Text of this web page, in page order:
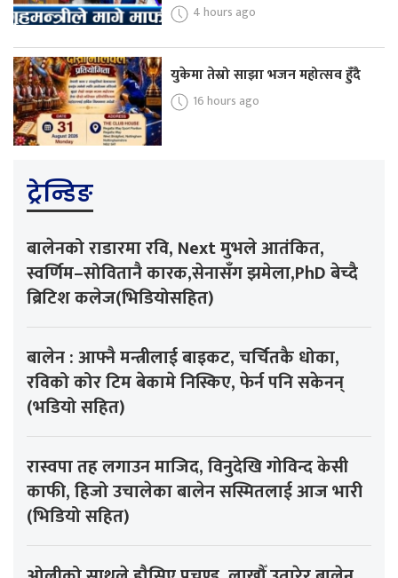
4 hours ago
युकेमा तेस्रो साझा भजन महोत्सव हुँदै
16 hours ago
ट्रेन्डिङ
बालेनको राडारमा रवि, Next मुभले आतंकित,
स्वर्णिम–सोवितानै कारक,सेनासँग झमेला,PhD बेच्दै
ब्रिटिश कलेज(भिडियोसहित)
बालेन : आफ्नै मन्त्रीलाई बाइकट, चर्चितकै धोका,
रविको कोर टिम बेकामे निस्किए, फेर्न पनि सकेनन्
(भडियो सहित)
रास्वपा तह लगाउन माजिद, विनुदेखि गोविन्द केसी
काफी, हिजो उचालेका बालेन सस्मितलाई आज भारी
(भिडियो सहित)